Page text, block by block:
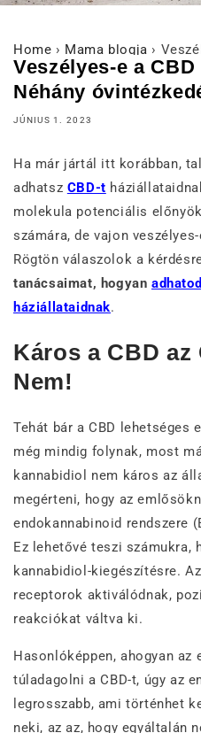
Home › Mama blogja ›
Veszélyes-e a
Néhány
JÚNIUS 1. 2023
Ha már jártál itt korábban,
adhatsz CBD-t
molekula potenciális
számára, de vajon
Rögtön válaszolok a
tanácsaimat, hogyan
háziállataidnak.
Káros a CBD
Nem!
Tehát bár a CBD
még mindig folynak, most
kannabidiol nem káros az
megérteni, hogy az
endokannabinoid rendszere
Ez lehetővé teszi számukra,
kannabidiol-kiegészítésre.
receptorok aktiválódnak,
reakciókat váltva ki.
Hasonlóképpen, ahogyan az
túladagolni a CBD-t, úgy az
legrosszabb, ami történhet
neki, az az, hogy egyáltalán